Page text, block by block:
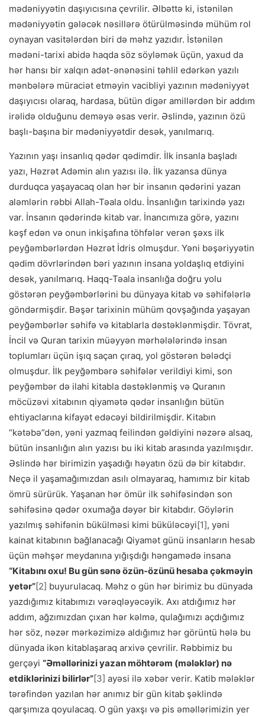
mədəniyyətin daşıyıcısına çevrilir. Əlbəttə ki, istənilən
mədəniyyətin gələcək nəsillərə ötürülməsində mühüm rol
oynayan vasitələrdən biri də məhz yazıdır. İstənilən
mədəni-tarixi abidə haqda söz söyləmək üçün, yaxud da
hər hansı bir xalqın adət-ənənəsini təhlil edərkən yazılı
mənbələrə müraciət etməyin vacibliyi yazının mədəniyyət
daşıyıcısı olaraq, hardasa, bütün digər amillərdən bir addım
irəlidə olduğunu deməyə əsas verir. Əslində, yazının özü
başlı-başına bir mədəniyyətdir desək, yanılmarıq.
Yazının yaşı insanlıq qədər qədimdir. İlk insanla başladı
yazı, Həzrət Adəmin alın yazısı ilə. İlk yazansa dünya
durduqca yaşayacaq olan hər bir insanın qədərini yazan
aləmlərin rəbbi Allah-Təala oldu. İnsanlığın tarixində yazı
var. İnsanın qədərində kitab var. İnancımıza görə, yazını
kəşf edən və onun inkişafına töhfələr verən şəxs ilk
peyğəmbərlərdən Həzrət İdris olmuşdur. Yəni bəşəriyyətin
qədim dövrlərindən bəri yazının insana yoldaşlıq etdiyini
desək, yanılmarıq. Haqq-Təala insanlığa doğru yolu
göstərən peyğəmbərlərini bu dünyaya kitab və səhifələrlə
göndərmişdir. Bəşər tarixinin mühüm qovşağında yaşayan
peyğəmbərlər səhifə və kitablarla dəstəklənmişdir. Tövrat,
İncil və Quran tarixin müəyyən mərhələlərində insan
toplumları üçün işıq saçan çıraq, yol göstərən bələdçi
olmuşdur. İlk peyğəmbərə səhifələr verildiyi kimi, son
peyğəmbər də ilahi kitabla dəstəklənmiş və Quranın
möcüzəvi xitabının qiyamətə qədər insanlığın bütün
ehtiyaclarına kifayət edəcəyi bildirilmişdir. Kitabın
“kətəbə”dən, yəni yazmaq feilindən gəldiyini nəzərə alsaq,
bütün insanlığın alın yazısı bu iki kitab arasında yazılmışdır.
Əslində hər birimizin yaşadığı həyatın özü də bir kitabdır.
Neçə il yaşamağımızdan asılı olmayaraq, hamımız bir kitab
ömrü sürürük. Yaşanan hər ömür ilk səhifəsindən son
səhifəsinə qədər oxumağa dəyər bir kitabdır. Göylərin
yazılmış səhifənin bükülməsi kimi büküləcəyi[1], yəni
kainat kitabının bağlanacağı Qiyamət günü insanların hesab
üçün məhşər meydanına yığışdığı həngamədə insana
“Kitabını oxu! Bu gün sənə özün-özünü hesaba çəkməyin
yetər”[2] buyurulacaq. Məhz o gün hər birimiz bu dünyada
yazdığımız kitabımızı vərəqləyəcəyik. Axı atdığımız hər
addım, ağzımızdan çıxan hər kəlmə, qulağımızı açdığımız
hər söz, nəzər mərkəzimizə aldığımız hər görüntü hələ bu
dünyada ikən kitablaşaraq arxivə çevrilir. Rəbbimiz bu
gerçəyi “Əməllərinizi yazan möhtərəm (mələklər) nə
etdiklərinizi bilirlər”[3] ayəsi ilə xəbər verir. Katib mələklər
tərəfindən yazılan hər anımız bir gün kitab şəklində
qarşımıza qoyulacaq. O gün yaxşı və pis əməllərimizin yer